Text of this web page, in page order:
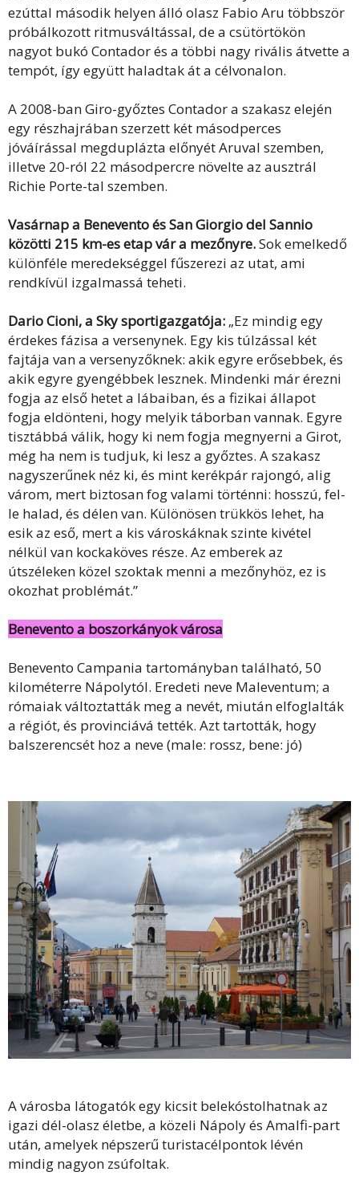
ezúttal második helyen álló olasz Fabio Aru többször
próbálkozott ritmusváltással, de a csütörtökön
nagyot bukó Contador és a többi nagy rivális átvette a
tempót, így együtt haladtak át a célvonalon.
A 2008-ban Giro-győztes Contador a szakasz elején
egy részhajrában szerzett két másodperces
jóváírással megduplázta előnyét Aruval szemben,
illetve 20-ról 22 másodpercre növelte az ausztrál
Richie Porte-tal szemben.
Vasárnap a Benevento és San Giorgio del Sannio
közötti 215 km-es etap vár a mezőnyre.Sok emelkedő
különféle meredekséggel fűszerezi az utat, ami
rendkívül izgalmassá teheti.
Dario Cioni, a Sky sportigazgatója: „Ez mindig egy
érdekes fázisa a versenynek. Egy kis túlzással két
fajtája van a versenyzőknek: akik egyre erősebbek, és
akik egyre gyengébbek lesznek. Mindenki már érezni
fogja az első hetet a lábaiban, és a fizikai állapot
fogja eldönteni, hogy melyik táborban vannak. Egyre
tisztábbá válik, hogy ki nem fogja megnyerni a Girot,
még ha nem is tudjuk, ki lesz a győztes. A szakasz
nagyszerűnek néz ki, és mint kerékpár rajongó, alig
várom, mert biztosan fog valami történni: hosszú, fel-
le halad, és délen van. Különösen trükkös lehet, ha
esik az eső, mert a kis városkáknak szinte kivétel
nélkül van kockaköves része. Az emberek az
útszéleken közel szoktak menni a mezőnyhöz, ez is
okozhat problémát.”
Benevento a boszorkányok városa
Benevento Campania tartományban található, 50
kilométerre Nápolytól. Eredeti neve Maleventum; a
rómaiak változtatták meg a nevét, miután elfoglalták
a régiót, és provinciává tették. Azt tartották, hogy
balszerencsét hoz a neve (male: rossz, bene: jó)
A városba látogatók egy kicsit belekóstolhatnak az
igazi dél-olasz életbe, a közeli Nápoly és Amalfi-part
után, amelyek népszerű turistacélpontok lévén
mindig nagyon zsúfoltak.